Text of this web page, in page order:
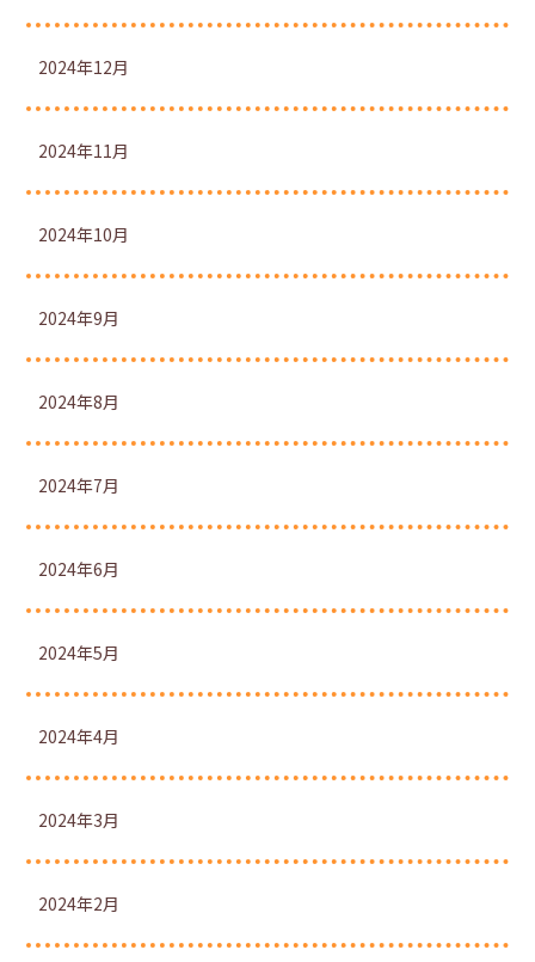
2024年12月
2024年11月
2024年10月
2024年9月
2024年8月
2024年7月
2024年6月
2024年5月
2024年4月
2024年3月
2024年2月